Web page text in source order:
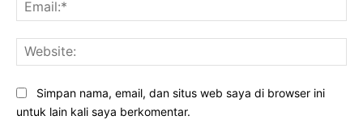
Simpan nama, email, dan situs web saya di browser ini
untuk lain kali saya berkomentar.